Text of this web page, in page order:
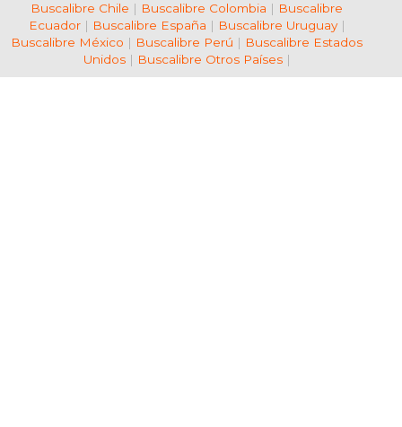
Buscalibre Chile | Buscalibre Colombia | Buscalibre
Ecuador| Buscalibre España | Buscalibre Uruguay|
Buscalibre México | Buscalibre Perú | Buscalibre Estados
Unidos| Buscalibre Otros Países|